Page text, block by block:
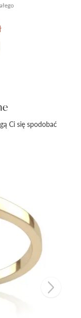
Ci się spodobać